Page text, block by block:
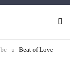
Beat of Love